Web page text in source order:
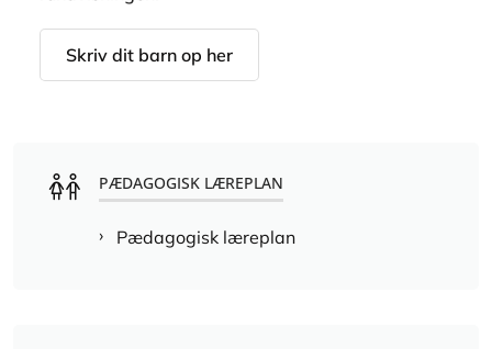
Skriv dit barn op her
PÆDAGOGISK LÆREPLAN
Pædagogisk læreplan